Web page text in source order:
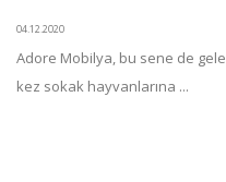
04.12.2020
Adore Mobilya, bu sene de
kez sokak hayvanlarına ...